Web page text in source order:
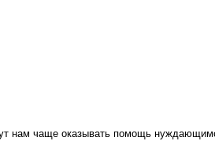
нам чаще оказывать помощь